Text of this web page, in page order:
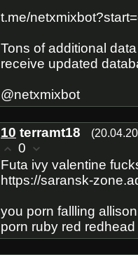
t.me/
Tons of additional
receive updated
@netxmixbot
10 terramt18
0
Futa ivy valentine
https://saransk-
you porn fallling
porn ruby red